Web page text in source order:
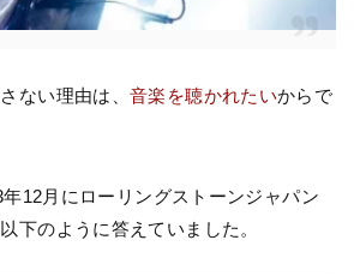
ない理由は、音楽を聴かれたいからで
12月にローリングストーンジャパン
下のように答えていました。